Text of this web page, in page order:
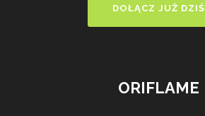
DOŁĄCZ JUŻ DZIŚ
ORIFLAME